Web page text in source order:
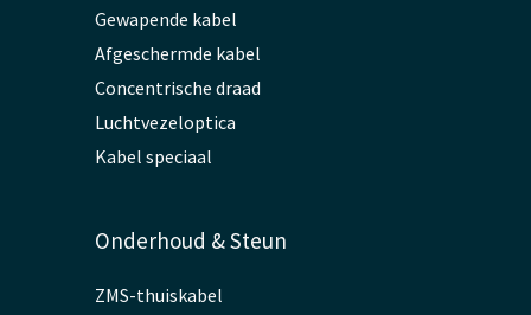
Gewapende kabel
Afgeschermde kabel
Concentrische draad
Luchtvezeloptica
Kabel speciaal
Onderhoud & Steun
ZMS-thuiskabel